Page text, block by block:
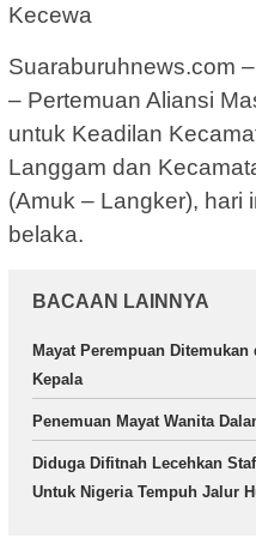
Kecewa
Suaraburuhnews.com
– Pertemuan Aliansi
untuk Keadilan
Langgam dan
(Amuk – Langker), hari
belaka.
BACAAN LAINNYA
Mayat Perempuan
Kepala
Penemuan Mayat Wanita
Diduga Difitnah Lecehkan
Untuk Nigeria Tempuh Jalur